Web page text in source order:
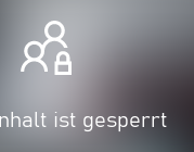
ist gesperrt